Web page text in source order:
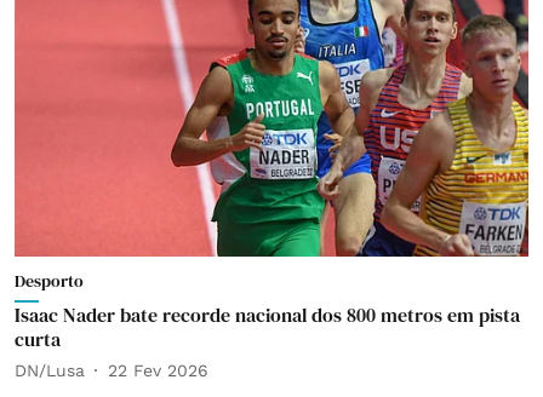
Desporto
Isaac Nader bate recorde nacional dos 800 metros em pista
curta
DN/Lusa 22 Fev 2026